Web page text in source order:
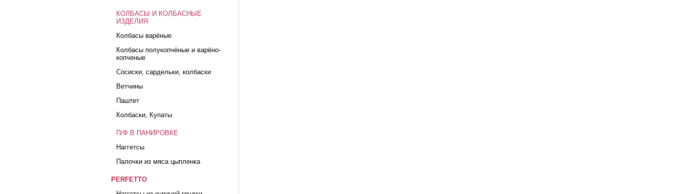
КОЛБАСЫ И КОЛБАСНЫЕ
ИЗДЕЛИЯ
Колбасы варёные
Колбасы полукопчёные и варёно-
копченые
Сосиски, сардельки, колбаски
Ветчины
Паштет
Колбаски, Купаты
П/Ф В ПАНИРОВКЕ
Наггетсы
Палочки из мяса цыпленка
PERFETTO